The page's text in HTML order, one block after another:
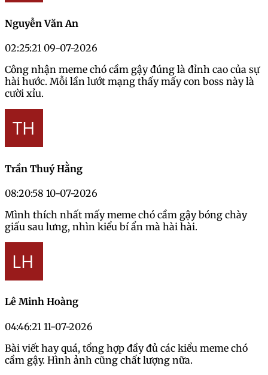
Nguyễn Văn An
02:25:21 09-07-2026
Công nhận meme chó cầm gậy đúng là đỉnh cao của sự
hài hước. Mỗi lần lướt mạng thấy mấy con boss này là
cười xỉu.
Trần Thuý Hằng
08:20:58 10-07-2026
Mình thích nhất mấy meme chó cầm gậy bóng chày
giấu sau lưng, nhìn kiểu bí ẩn mà hài hài.
Lê Minh Hoàng
04:46:21 11-07-2026
Bài viết hay quá, tổng hợp đầy đủ các kiểu meme chó
cầm gậy. Hình ảnh cũng chất lượng nữa.